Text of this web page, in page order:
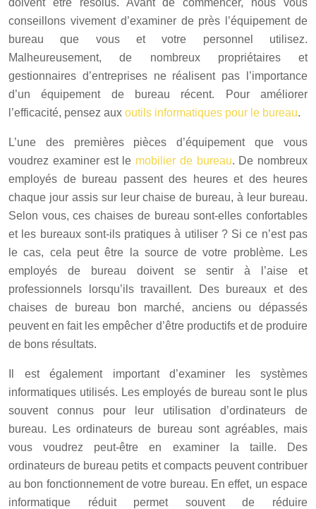
conseillons vivement d’examiner de près l’équipement de
bureau que vous et votre personnel utilisez.
Malheureusement, de nombreux propriétaires et
gestionnaires d’entreprises ne réalisent pas l’importance
d’un équipement de bureau récent. Pour améliorer
l’efficacité, pensez aux outils informatiques pour le bureau.
L’une des premières pièces d’équipement que vous
voudrez examiner est le mobilier de bureau. De nombreux
employés de bureau passent des heures et des heures
chaque jour assis sur leur chaise de bureau, à leur bureau.
Selon vous, ces chaises de bureau sont-elles confortables
et les bureaux sont-ils pratiques à utiliser ? Si ce n’est pas
le cas, cela peut être la source de votre problème. Les
employés de bureau doivent se sentir à l’aise et
professionnels lorsqu’ils travaillent. Des bureaux et des
chaises de bureau bon marché, anciens ou dépassés
peuvent en fait les empêcher d’être productifs et de produire
de bons résultats.
Il est également important d’examiner les systèmes
informatiques utilisés. Les employés de bureau sont le plus
souvent connus pour leur utilisation d’ordinateurs de
bureau. Les ordinateurs de bureau sont agréables, mais
vous voudrez peut-être en examiner la taille. Des
ordinateurs de bureau petits et compacts peuvent contribuer
au bon fonctionnement de votre bureau. En effet, un espace
informatique réduit permet souvent de réduire